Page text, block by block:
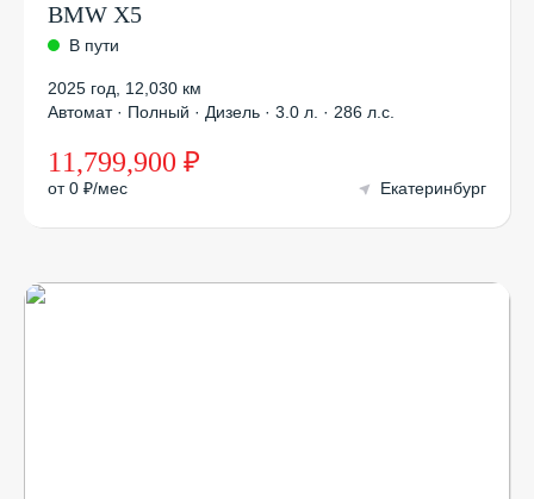
BMW X5
В пути
2025 год
12,030 км
Автомат · Полный · Дизель · 3.0 л. · 286 л.с.
11,799,900 ₽
от 0 ₽/мес Екатеринбург